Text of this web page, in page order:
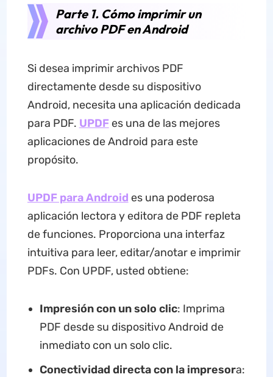
Parte 1. Cómo imprimir un
archivo PDF en Android
Si desea imprimir archivos PDF
directamente desde su dispositivo
Android, necesita una aplicación dedicada
para PDF. UPDFes una de las mejores
aplicaciones de Android para este
propósito.
UPDF para Android es una poderosa
aplicación lectora y editora de PDF repleta
de funciones. Proporciona una interfaz
intuitiva para leer, editar/anotar e imprimir
PDFs. Con UPDF, usted obtiene:
Impresión con un solo clic: Imprima
PDF desde su dispositivo Android de
inmediato con un solo clic.
Conectividad directa con la impresora: